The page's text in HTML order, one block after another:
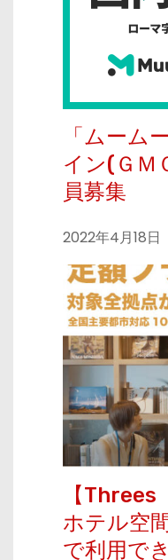
「ムーム
イン(ＧＭ
員募集
2022年4月18日
【Threes
ホテル空
で利用で